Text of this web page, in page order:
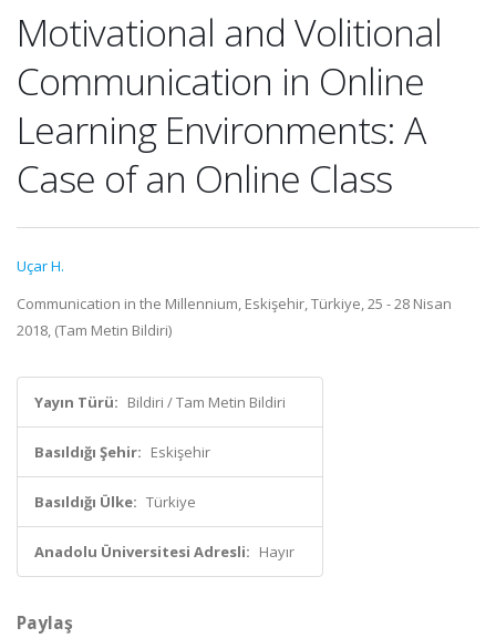
Motivational and Volitional
Communication in Online
Learning Environments: A
Case of an Online Class
Uçar H.
Communication in the Millennium, Eskişehir, Türkiye, 25 - 28 Nisan
2018, (Tam Metin Bildiri)
Yayın Türü: Bildiri / Tam Metin Bildiri
Basıldığı Şehir: Eskişehir
Basıldığı Ülke: Türkiye
Anadolu Üniversitesi Adresli: Hayır
Paylaş